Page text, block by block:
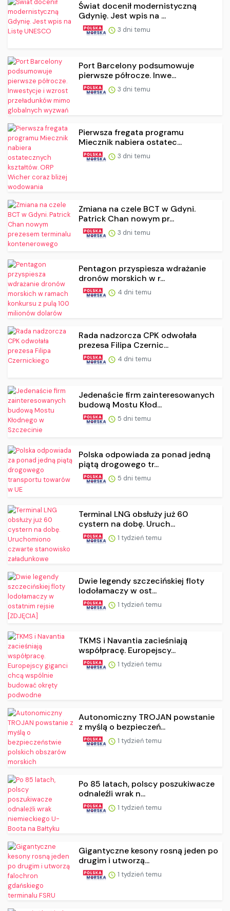
Świat docenił modernistyczną
Gdynię. Jest wpis na ...
3 dni temu
Port Barcelony podsumowuje
pierwsze półrocze. Inwe...
3 dni temu
Pierwsza fregata programu
Miecznik nabiera ostatec...
3 dni temu
Zmiana na czele BCT w Gdyni.
Patrick Chan nowym pr...
3 dni temu
Pentagon przyspiesza wdrażanie
dronów morskich w r...
4 dni temu
Rada nadzorcza CPK odwołała
prezesa Filipa Czernic...
4 dni temu
Jedenaście firm zainteresowanych
budową Mostu Kłod...
5 dni temu
Polska odpowiada za ponad jedną
piątą drogowego tr...
5 dni temu
Terminal LNG obsłuży już 60
cystern na dobę. Uruch...
1 tydzień temu
Dwie legendy szczecińskiej floty
lodołamaczy w ost...
1 tydzień temu
TKMS i Navantia zacieśniają
współpracę. Europejscy...
1 tydzień temu
Autonomiczny TROJAN powstanie
z myślą o bezpieczeń...
1 tydzień temu
Po 85 latach, polscy poszukiwacze
odnaleźli wrak n...
1 tydzień temu
Gigantyczne kesony rosną jeden po
drugim i utworzą...
1 tydzień temu